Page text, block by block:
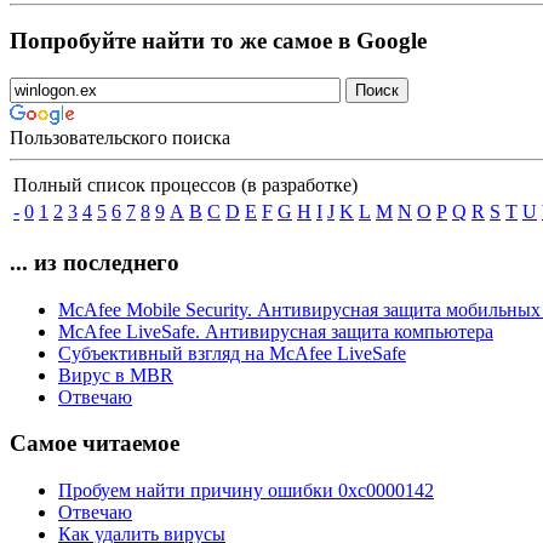
Попробуйте найти то же самое в Google
Пользовательского поиска
Полный список процессов (в разработке)
- 0 1 2 3 4 5 6 7 8 9 A B C D E F G H I J K L M N O P Q R S T U
... из последнего
McAfee Mobile Security. Антивирусная защита мобильных
McAfee LiveSafe. Антивирусная защита компьютера
Субъективный взгляд на McAfee LiveSafe
Вирус в MBR
Отвечаю
Самое читаемое
Пробуем найти причину ошибки 0xc0000142
Отвечаю
Как удалить вирусы